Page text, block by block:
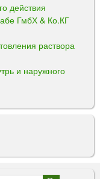
действия
ГмбХ & Ко.КГ
раствора
и наружного